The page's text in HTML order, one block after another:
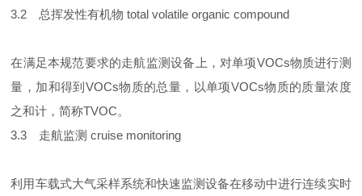
3.2 总挥发性有机物 total volatile organic compound
在满足本规范要求的走航监测设备上，对单项VOCs物质进行测
量，加和得到VOCs物质的总量，以单项VOCs物质的质量浓度
之和计，简称TVOC。
3.3 走航监测 cruise monitoring
利用车载式大气采样系统和快速监测设备在移动中进行连续实时